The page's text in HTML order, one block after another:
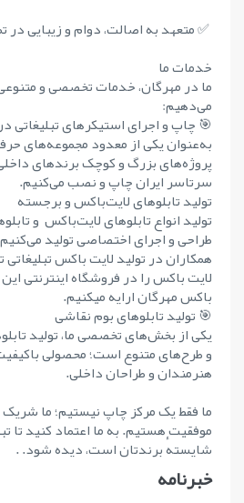
✅ متعهد به اصالت، دوام و زیبایی در
خدمات ما
ما در مهرگان، خدمات تخصصی و
می‌دهیم:
🎯 چاپ و اجرای استیکرهای
به‌عنوان یکی از معدود مجموعه‌های
پروژه‌های بزرگ و کوچک برندهای
سرتاسر ایران چاپ و نصب می‌کنیم.
تولید تابلوهای لایت‌باکس و برجسته
تولید انواع تابلوهای لایت‌باکس و
طراحی و اجرای اختصاصی تولید
همکاران در تولید لایت باکس
لایت باکس را در فروشگاه اینترنتی
باکس مهرگان ارایه میکنیم.
🎯 تولید تابلوهای بوم نقاشی
یکی از بخش‌های تخصصی ما، تولید
و طرح‌های متنوع است؛ محصولی
هنرمندان و طراحان داخلی.
ما فقط یک مرکز چاپ نیستیم؛ ما
موفقیت هستیم. به ما اعتماد کنید تا
شایستهٔ برندتان است، دیده شود. .
خبرنامه